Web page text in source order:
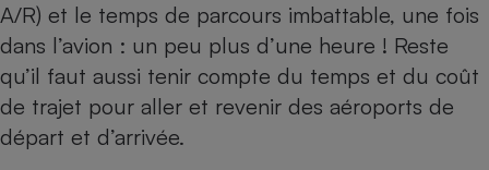
A/R) et le temps de parcours imbattable, une fois
dans l’avion : un peu plus d’une heure ! Reste
qu’il faut aussi tenir compte du temps et du coût
de trajet pour aller et revenir des aéroports de
départ et d’arrivée.